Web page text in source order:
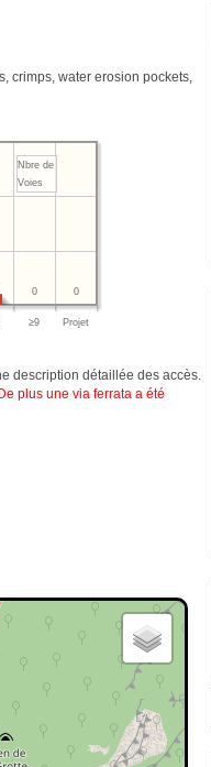
crimps, water erosion pockets,
≥9 Projet
Nbre de
Voies
0
0
description détaillée des accès.
plus une via ferrata a été